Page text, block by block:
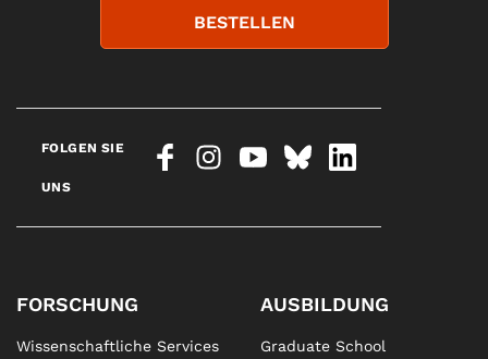
BESTELLEN
FOLGEN SIE
UNS
FORSCHUNG
Wissenschaftliche Services
AUSBILDUNG
Graduate School